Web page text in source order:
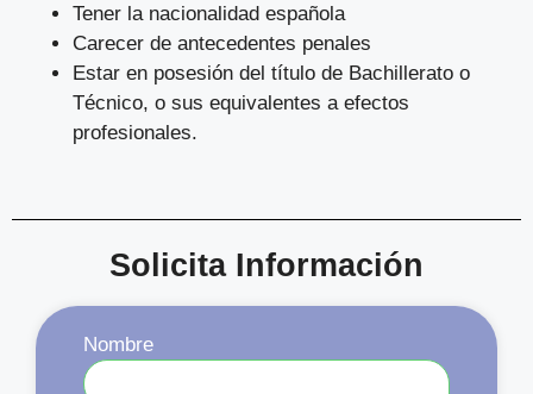
Tener la nacionalidad española
Carecer de antecedentes penales
Estar en posesión del título de Bachillerato o
Técnico, o sus equivalentes a efectos
profesionales.
Solicita Información
Nombre